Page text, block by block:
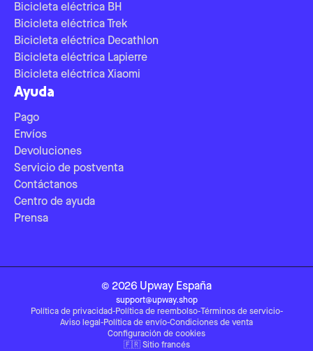
Bicicleta eléctrica BH
Bicicleta eléctrica Trek
Bicicleta eléctrica Decathlon
Bicicleta eléctrica Lapierre
Bicicleta eléctrica Xiaomi
Ayuda
Pago
Envíos
Devoluciones
Servicio de postventa
Contáctanos
Centro de ayuda
Prensa
© 2026 Upway España
support@upway.shop
Política de privacidad-Política de reembolso-Términos de servicio-
Aviso legal -Política de envío-Condiciones de venta
Configuración de cookies
🇫🇷 Sitio francés